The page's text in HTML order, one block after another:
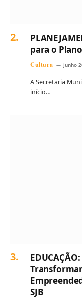
para o
Cultura junho
A Secretaria
início…
SJB